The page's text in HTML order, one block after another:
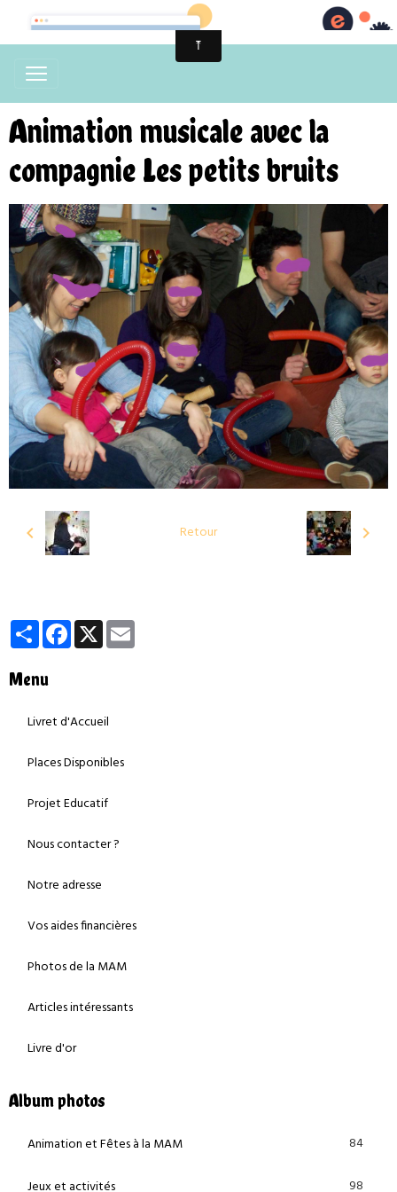
Animation musicale avec la
compagnie Les petits bruits
Retour
PartagerFacebook
X
Menu
Livret d'Accueil
Places Disponibles
Projet Educatif
Nous contacter ?
Notre adresse
Vos aides financières
Photos de la MAM
Articles intéressants
Livre d'or
Album photos
Animation et Fêtes à la MAM 84
Jeux et activités 98